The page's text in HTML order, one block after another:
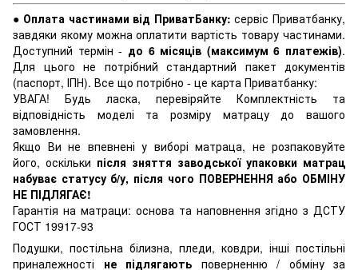
● Оплата частинами від ПриватБанку:сервіс Приватбанку,
завдяки якому можна оплатити вартість товару частинами.
Доступний термін - до 6 місяців (максимум 6 платежів).
Для цього не потрібний стандартний пакет документів
(паспорт, ІПН). Все що потрібно - це карта Приватбанку:
УВАГА! Будь ласка, перевіряйте Комплектність та
відповідність моделі та розміру матрацу до вашого
замовлення.
Якщо Ви не впевнені у виборі матраца, не розпаковуйте
його, оскільки після зняття заводської упаковки матрац
набуває статусу б/у, після чого ПОВЕРНЕННЯ або ОБМІНУ
НЕ ПІДЛЯГАЄ!
Гарантія на матраци: основа та наповнення згідно з ДСТУ
ГОСТ 19917-93
Подушки, постільна білизна, пледи, ковдри, інші постільні
приналежності не підлягають поверненню / обміну за